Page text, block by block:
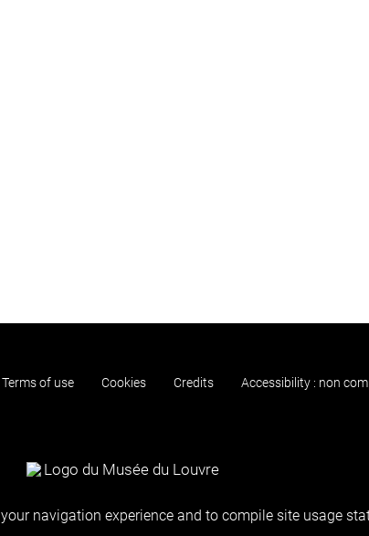
Terms of use Cookies Credits Accessibility : non
navigation experience and to compile site usage